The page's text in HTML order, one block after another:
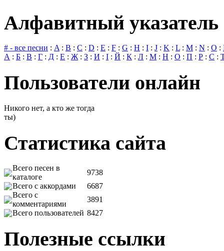
Алфавитный указатель
# - все песни : A: B : C : D : E : F : G : H : I : J : K : L : M : N : O :
А : Б : В : Г : Д : Е : Ж: З : И : І : Й : К : Л : М : Н : О : П : Р : С :
Пользователи онлайн
Никого нет, а кто же тогда
ты)
Статистика сайта
Всего песен в
каталоге
9738
Всего с аккордами
6687
Всего с
комментариями
3891
Всего пользователей 8427
Полезные ссылки